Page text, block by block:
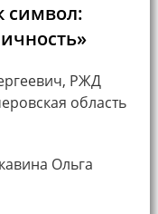
символ:
РЖД
область
Ольга